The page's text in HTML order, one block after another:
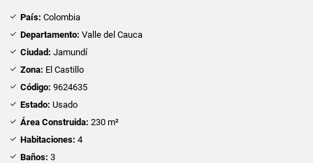
País: Colombia
Departamento: Valle del Cauca
Ciudad: Jamundí
Zona: El Castillo
Código: 9624635
Estado: Usado
Área Construida: 230 m²
Habitaciones: 4
Baños: 3